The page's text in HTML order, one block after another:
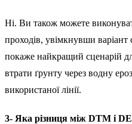
Ні. Ви також можете
проходів, увімкнувши
покаже найкращий сценарій
втрати ґрунту через водну
використаної лінії.
3- Яка різниця між DTM і